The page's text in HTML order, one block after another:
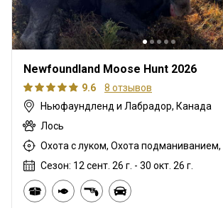
Newfoundland Moose Hunt 2026
9.6
8 отзывов
Ньюфаундленд и Лабрадор, Канада
Лось
Сезон: 12 сент. 26 г. - 30 окт. 26 г.